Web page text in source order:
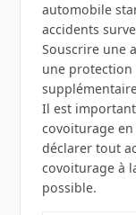
automobile
accidents
Souscrire une
une protection
Il est
covoiturage
déclarer tout
covoiturage à
possible.